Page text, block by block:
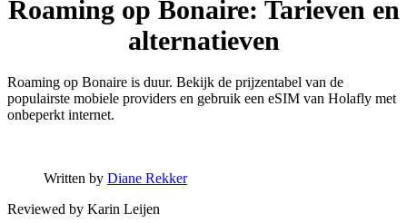
Roaming op Bonaire: Tarieven en
alternatieven
Roaming op Bonaire is duur. Bekijk de prijzentabel van de
populairste mobiele providers en gebruik een eSIM van Holafly met
onbeperkt internet.
Written by Diane Rekker
Reviewed by Karin Leijen